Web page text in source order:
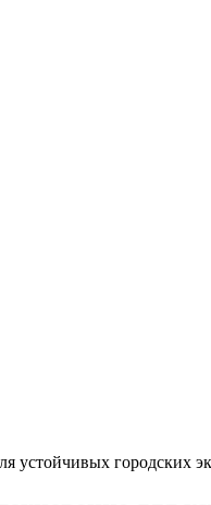
устойчивых городских